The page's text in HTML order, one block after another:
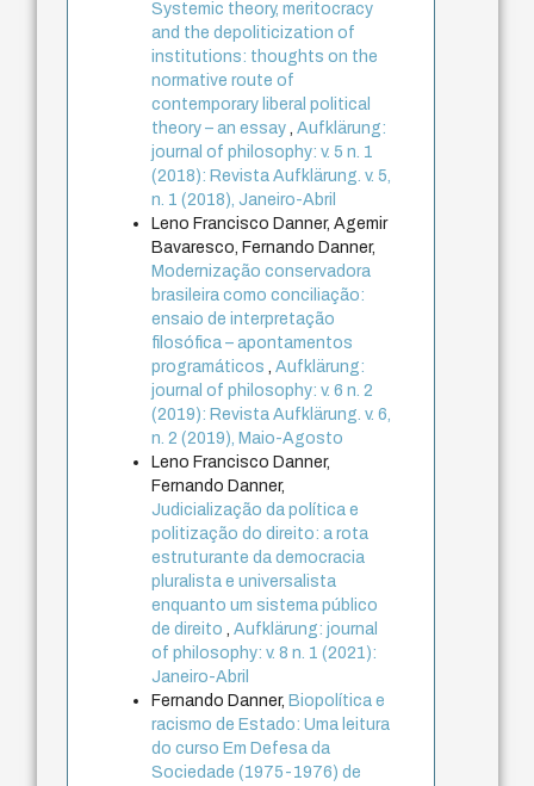
Systemic theory, meritocracy
and the depoliticization of
institutions: thoughts on the
normative route of
contemporary liberal political
theory – an essay,Aufklärung:
journal of philosophy: v. 5 n. 1
(2018): Revista Aufklärung. v. 5,
n. 1 (2018), Janeiro-Abril
Leno Francisco Danner, Agemir
Bavaresco, Fernando Danner,
Modernização conservadora
brasileira como conciliação:
ensaio de interpretação
filosófica – apontamentos
programáticos,Aufklärung:
journal of philosophy: v. 6 n. 2
(2019): Revista Aufklärung. v. 6,
n. 2 (2019), Maio-Agosto
Leno Francisco Danner,
Fernando Danner,
Judicialização da política e
politização do direito: a rota
estruturante da democracia
pluralista e universalista
enquanto um sistema público
de direito,Aufklärung: journal
of philosophy: v. 8 n. 1 (2021):
Janeiro-Abril
Fernando Danner, Biopolítica e
racismo de Estado: Uma leitura
do curso Em Defesa da
Sociedade (1975-1976) de